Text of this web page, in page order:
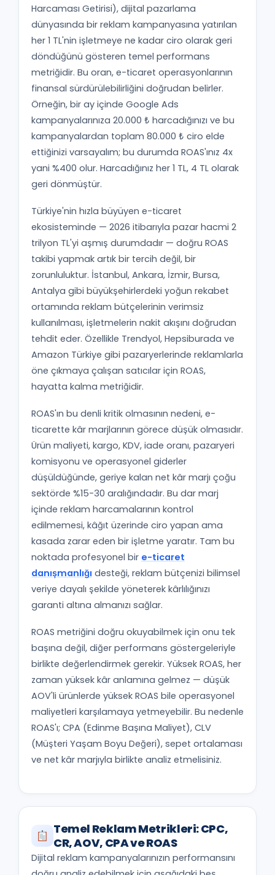
Harcaması Getirisi), dijital pazarlama
dünyasında bir reklam kampanyasına yatırılan
her 1 TL'nin işletmeye ne kadar ciro olarak geri
döndüğünü gösteren temel performans
metriğidir. Bu oran, e-ticaret operasyonlarının
finansal sürdürülebilirliğini doğrudan belirler.
Örneğin, bir ay içinde Google Ads
kampanyalarınıza 20.000 ₺ harcadığınızı ve bu
kampanyalardan toplam 80.000 ₺ ciro elde
ettiğinizi varsayalım; bu durumda ROAS'ınız 4x
yani %400 olur. Harcadığınız her 1 TL, 4 TL olarak
geri dönmüştür.
Türkiye'nin hızla büyüyen e-ticaret
ekosisteminde — 2026 itibarıyla pazar hacmi 2
trilyon TL'yi aşmış durumdadır — doğru ROAS
takibi yapmak artık bir tercih değil, bir
zorunluluktur. İstanbul, Ankara, İzmir, Bursa,
Antalya gibi büyükşehirlerdeki yoğun rekabet
ortamında reklam bütçelerinin verimsiz
kullanılması, işletmelerin nakit akışını doğrudan
tehdit eder. Özellikle Trendyol, Hepsiburada ve
Amazon Türkiye gibi pazaryerlerinde reklamlarla
öne çıkmaya çalışan satıcılar için ROAS,
hayatta kalma metriğidir.
ROAS'ın bu denli kritik olmasının nedeni, e-
ticarette kâr marjlarının görece düşük olmasıdır.
Ürün maliyeti, kargo, KDV, iade oranı, pazaryeri
komisyonu ve operasyonel giderler
düşüldüğünde, geriye kalan net kâr marjı çoğu
sektörde %15-30 aralığındadır. Bu dar marj
içinde reklam harcamalarının kontrol
edilmemesi, kâğıt üzerinde ciro yapan ama
kasada zarar eden bir işletme yaratır. Tam bu
noktada profesyonel bir e-ticaret
danışmanlığı desteği, reklam bütçenizi bilimsel
veriye dayalı şekilde yöneterek kârlılığınızı
garanti altına almanızı sağlar.
ROAS metriğini doğru okuyabilmek için onu tek
başına değil, diğer performans göstergeleriyle
birlikte değerlendirmek gerekir. Yüksek ROAS, her
zaman yüksek kâr anlamına gelmez — düşük
AOV'li ürünlerde yüksek ROAS bile operasyonel
maliyetleri karşılamaya yetmeyebilir. Bu nedenle
ROAS'ı; CPA (Edinme Başına Maliyet), CLV
(Müşteri Yaşam Boyu Değeri), sepet ortalaması
ve net kâr marjıyla birlikte analiz etmelisiniz.
Temel Reklam Metrikleri: CPC,
CR, AOV, CPA ve ROAS
Dijital reklam kampanyalarınızın performansını